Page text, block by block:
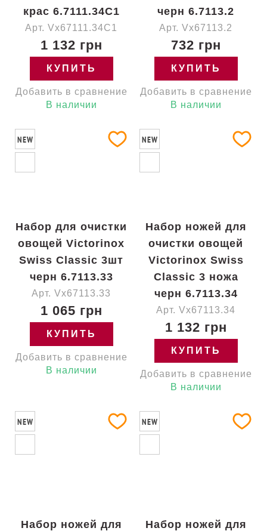
крас 6.7111.34C1
Арт. Vx67111.34C1
1 132 грн
КУПИТЬ
Добавить в сравнение
В наличии
черн 6.7113.2
Арт. Vx67113.2
732 грн
КУПИТЬ
Добавить в сравнение
В наличии
NEW
Набор для очистки
овощей Victorinox
Swiss Classic 3шт
черн 6.7113.33
Арт. Vx67113.33
1 065 грн
КУПИТЬ
Добавить в сравнение
В наличии
NEW
Набор ножей для
очистки овощей
Victorinox Swiss
Classic 3 ножа
черн 6.7113.34
Арт. Vx67113.34
1 132 грн
КУПИТЬ
Добавить в сравнение
В наличии
NEW
Набор ножей для
NEW
Набор ножей для